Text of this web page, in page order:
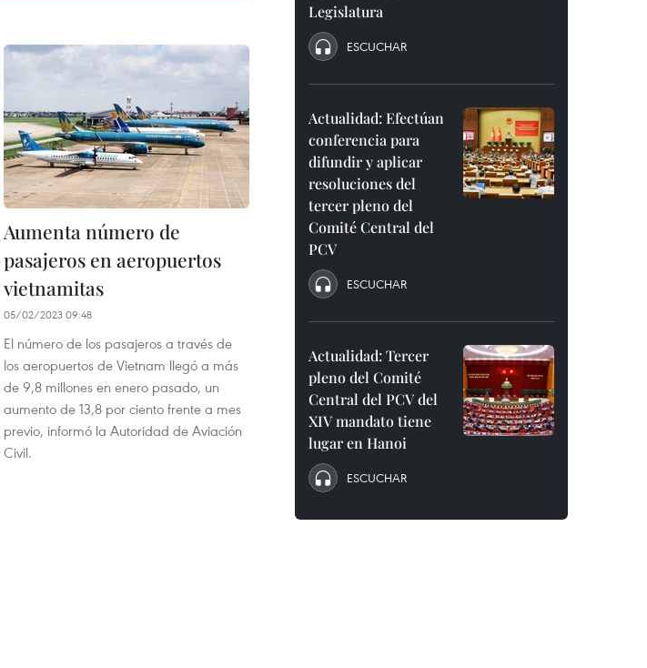
Aumenta número de
pasajeros en aeropuertos
vietnamitas
05/02/2023 09:48
El número de los pasajeros a través de
los aeropuertos de Vietnam llegó a más
de 9,8 millones en enero pasado, un
aumento de 13,8 por ciento frente a mes
previo, informó la Autoridad de Aviación
Civil.
Legislatura
ESCUCHAR
Actualidad: Efectúan
conferencia para
difundir y aplicar
resoluciones del
tercer pleno del
Comité Central del
PCV
ESCUCHAR
Actualidad: Tercer
pleno del Comité
Central del PCV del
XIV mandato tiene
lugar en Hanoi
ESCUCHAR